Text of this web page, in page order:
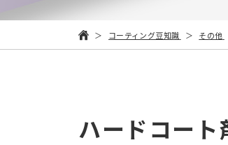
コーティング豆知識 その他
ハードコート